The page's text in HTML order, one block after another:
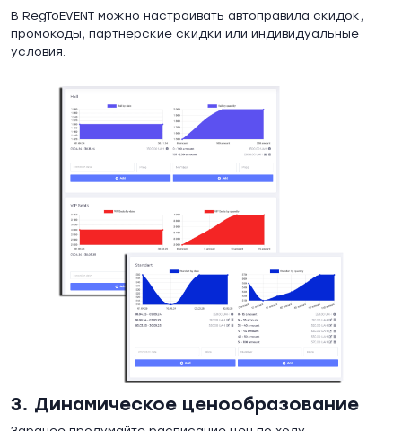
В RegToEVENT можно настраивать автоправила скидок,
промокоды, партнерские скидки или индивидуальные
условия.
3. Динамическое ценообразование